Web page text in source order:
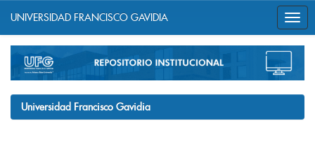
navigation
UNIVERSIDAD FRANCISCO GAVIDIA
Universidad Francisco Gavidia